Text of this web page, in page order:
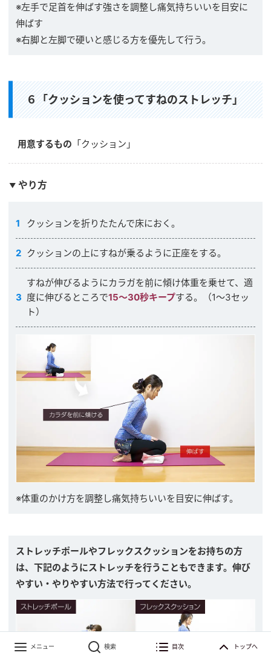
メニュー 検索 目次 トップへ
※左手で足首を伸ばす強さを調整し痛気持ちいいを目安に
伸ばす
※右脚と左脚で硬いと感じる方を優先して行う。
６「クッションを使ってすねのストレッチ」
用意するもの 「クッション」
やり方
クッションを折りたたんで床におく。
クッションの上にすねが乗るように正座をする。
すねが伸びるようにカラガを前に傾け体重を乗せて、適
度に伸びるところで15〜30秒キープする。（1〜3セッ
ト）
※体重のかけ方を調整し痛気持ちいいを目安に伸ばす。
ストレッチポールやフレックスクッションをお持ちの方
は、下記のようにストレッチを行うこともできます。伸び
やすい・やりやすい方法で行ってください。